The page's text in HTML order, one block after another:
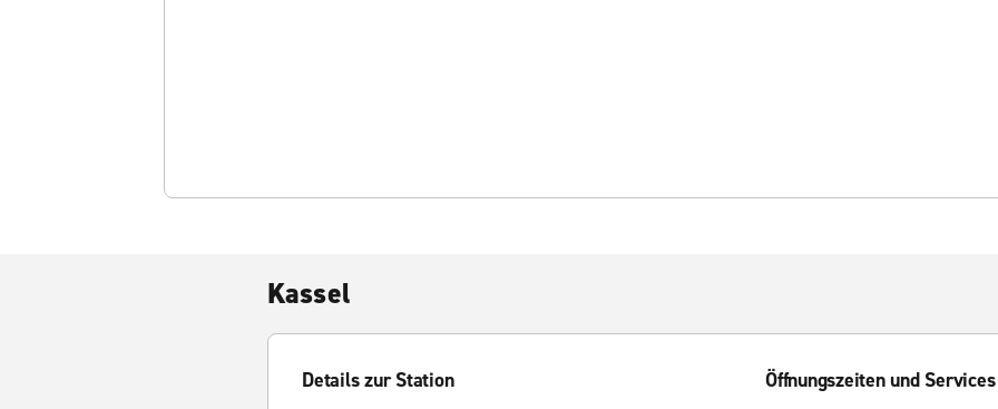
Kassel
Details zur Station Öffnungszeiten und Services